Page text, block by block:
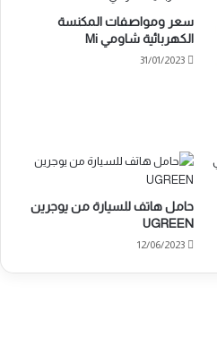
سعر ومواصفات المكنسة
الكهربائية شاومي Mi
31/01/2023
حامل هاتف للسيارة من يوجرين
UGREEN
12/06/2023